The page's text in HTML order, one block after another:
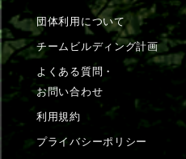
団体利用について
チームビルディング計画
よくある質問・
お問い合わせ
利用規約
プライバシーポリシー